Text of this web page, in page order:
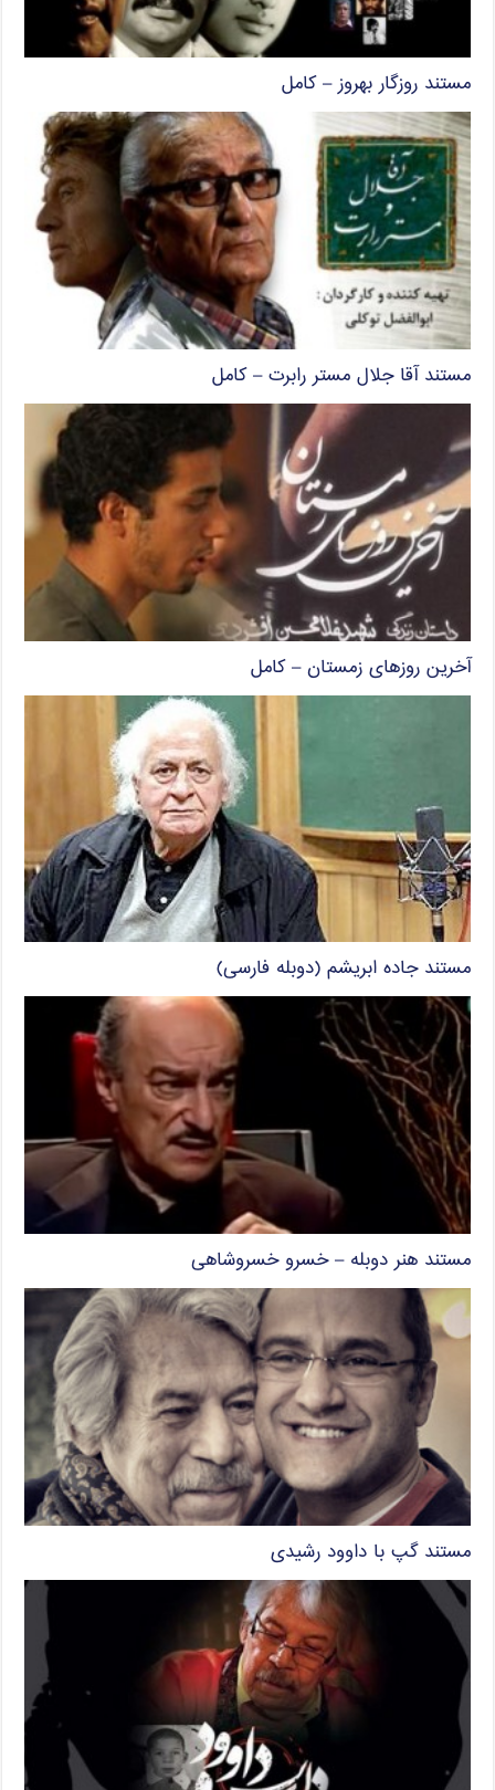
مستند روزگار بهروز – کامل
مستند آقا جلال مستر رابرت – کامل
آخرین روزهای زمستان – کامل
مستند جاده ابریشم (دوبله فارسی)
مستند هنر دوبله – خسرو خسروشاهی
مستند گپ با داوود رشیدی